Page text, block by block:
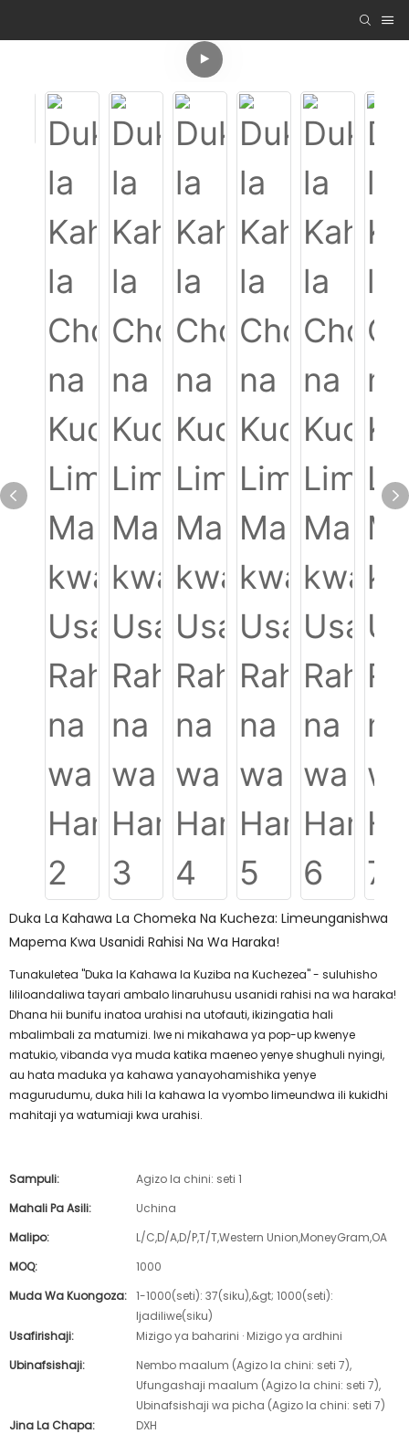
Duka La Kahawa La Chomeka Na Kucheza: Limeunganishwa
Mapema Kwa Usanidi Rahisi Na Wa Haraka!
Tunakuletea "Duka la Kahawa la Kuziba na Kuchezea" - suluhisho
lililoandaliwa tayari ambalo linaruhusu usanidi rahisi na wa haraka!
Dhana hii bunifu inatoa urahisi na utofauti, ikizingatia hali
mbalimbali za matumizi. Iwe ni mikahawa ya pop-up kwenye
matukio, vibanda vya muda katika maeneo yenye shughuli nyingi,
au hata maduka ya kahawa yanayohamishika yenye
magurudumu, duka hili la kahawa la vyombo limeundwa ili kukidhi
mahitaji ya watumiaji kwa urahisi.
Sampuli:
Agizo la chini: seti 1
Mahali Pa Asili:
Uchina
Malipo:
L/C,D/A,D/P,T/T,Western Union,MoneyGram,OA
MOQ:
1000
Muda Wa Kuongoza: 1-1000(seti): 37(siku),&gt; 1000(seti):
Ijadiliwe(siku)
Usafirishaji:
Mizigo ya baharini · Mizigo ya ardhini
Ubinafsishaji:
Nembo maalum (Agizo la chini: seti 7),
Ufungashaji maalum (Agizo la chini: seti 7),
Ubinafsishaji wa picha (Agizo la chini: seti 7)
Jina La Chapa:
DXH